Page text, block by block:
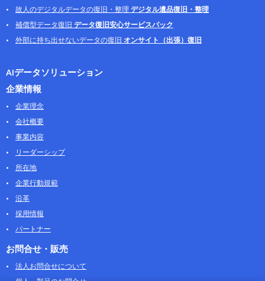
故人のデジタルデータの復旧・整理 デジタル遺品復旧・整理
補償型データ復旧 データ復旧安心サービスパック
外部に持ち出せないデータの復旧 オンサイト（出張）復旧
AIデータソリューション
企業情報
企業理念
会社概要
事業内容
リーダーシップ
所在地
企業行動規範
沿革
採用情報
パートナー
お問合せ・販売
法人お問合せについて